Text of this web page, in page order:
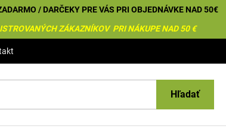
/ DARČEKY PRE VÁS PRI OBJEDNÁVKE NAD 50€
ZÁKAZNÍKOV PRI NÁKUPE NAD 50 €
Hľadať